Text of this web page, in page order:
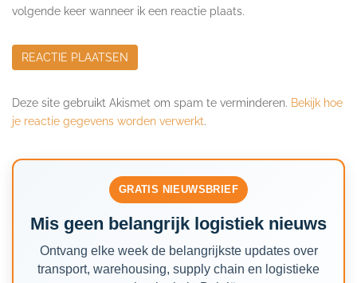
volgende keer wanneer ik een reactie plaats.
Deze site gebruikt Akismet om spam te verminderen. Bekijk hoe
je reactie gegevens worden verwerkt.
GRATIS NIEUWSBRIEF
Mis geen belangrijk logistiek nieuws
Ontvang elke week de belangrijkste updates over
transport, warehousing, supply chain en logistieke